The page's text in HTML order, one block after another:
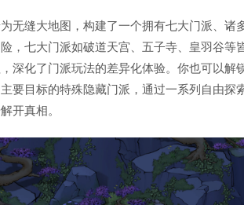
无缝大地图，构建了一个拥有七大门派、
，七大门派如破道天宫、五子寺、皇羽谷
深化了门派玩法的差异化体验。你也可以解
要目标的特殊隐藏门派，通过一系列自由
开真相。